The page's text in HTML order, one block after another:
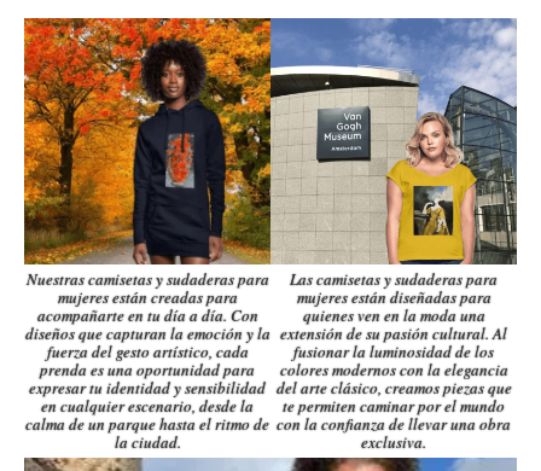
Nuestras camisetas y sudaderas para
mujeres están creadas para
acompañarte en tu día a día. Con
diseños que capturan la emoción y la
fuerza del gesto artístico, cada
prenda es una oportunidad para
expresar tu identidad y sensibilidad
en cualquier escenario, desde la
calma de un parque hasta el ritmo de
la ciudad.
Las camisetas y sudaderas para
mujeres están diseñadas para
quienes ven en la moda una
extensión de su pasión cultural. Al
fusionar la luminosidad de los
colores modernos con la elegancia
del arte clásico, creamos piezas que
te permiten caminar por el mundo
con la confianza de llevar una obra
exclusiva.